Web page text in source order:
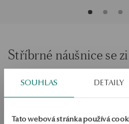
SOUHLAS DETAILY
Tato webová stránka používá
Stříbrné náušnice se
PŘIDAT DO